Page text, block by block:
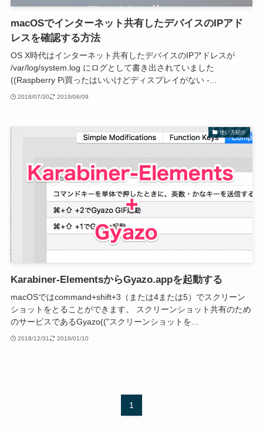
macOSでインターネット共有したデバイスのIPアド
レスを確認する方法
OS X時代はインターネット共有したデバイスのIPアドレスが
/var/log/system.log にログとして書き出されていました
((Raspberry Pi買ったはいいけどディスプレイがない -...
2018/07/30 2019/06/09
使い方紹介
Karabiner-ElementsからGyazo.appを起動する
macOSではcommand+shift+3（または4または5）でスクリーン
ショットをとることができます。 スクリーンショット共有のため
のサービスであるGyazo(("スクリーンショットを...
2018/12/31 2019/01/10
1